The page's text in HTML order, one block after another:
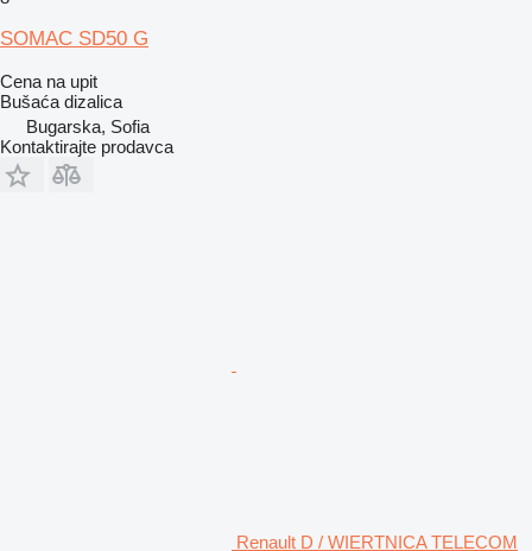
SOMAC SD50 G
Cena na upit
Bušaća dizalica
Bugarska, Sofia
Kontaktirajte prodavca
Renault D / WIERTNICA TELECOM